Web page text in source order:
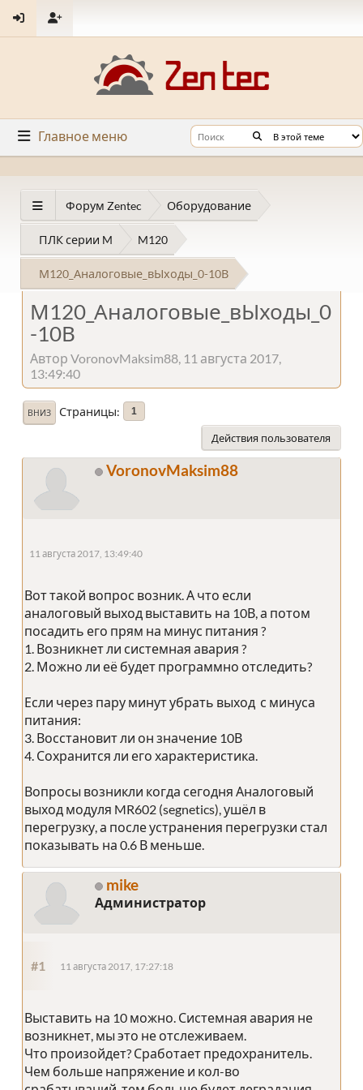
Главное меню
Форум Zentec Оборудование
ПЛК серии M M120
М120_Аналоговые_вЫходы_0-10В
М120_Аналоговые_вЫходы_0
-10В
Автор VoronovMaksim88, 11 августа 2017,
13:49:40
ВНИЗ Страницы 1
Действия пользователя
VoronovMaksim88
11 августа 2017, 13:49:40
Вот такой вопрос возник. А что если
аналоговый выход выставить на 10В, а потом
посадить его прям на минус питания ?
1. Возникнет ли системная авария ?
2. Можно ли её будет программно отследить?
Если через пару минут убрать выход с минуса
питания:
3. Восстановит ли он значение 10В
4. Сохранится ли его характеристика.
Вопросы возникли когда сегодня Аналоговый
выход модуля MR602 (segnetics), ушёл в
перегрузку, а после устранения перегрузки стал
показывать на 0.6 В меньше.
mike
Администратор
#1 11 августа 2017, 17:27:18
Выставить на 10 можно. Системная авария не
возникнет, мы это не отслеживаем.
Что произойдет? Сработает предохранитель.
Чем больше напряжение и кол-во